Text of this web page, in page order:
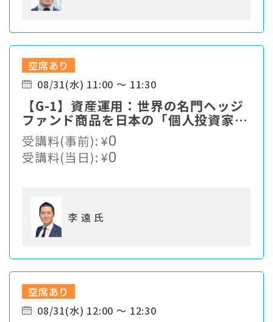
空席あり
08/31(水) 11:00 ～ 11:30
【G-1】資産運用：世界の名門ヘッジ
ファンド商品を日本の「個人投資家」
に提供 ～10万ドルから投資できる世
界の名門ヘッジファンドとは～
受講料(事前):¥0
受講料(当日):¥0
李 遠 氏
空席あり
08/31(水) 12:00 ～ 12:30